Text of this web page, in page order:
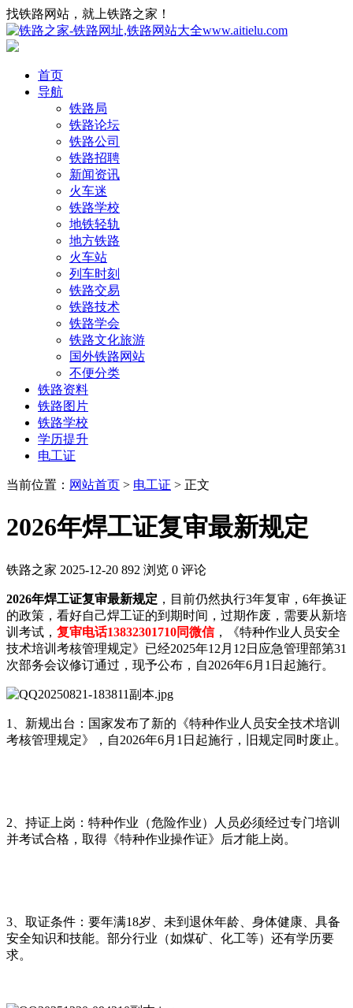
找铁路网站，就上铁路之家！
首页
导航
铁路局
铁路论坛
铁路公司
铁路招聘
新闻资讯
火车迷
铁路学校
地铁轻轨
地方铁路
火车站
列车时刻
铁路交易
铁路技术
铁路学会
铁路文化旅游
国外铁路网站
不便分类
铁路资料
铁路图片
铁路学校
学历提升
电工证
当前位置： 网站首页 > 电工证 > 正文
2026年焊工证复审最新规定
铁路之家 2025-12-20 892 浏览 0 评论
2026年焊工证复审最新规定 ，目前仍然执行3年复审，6年换证
的政策，看好自己焊工证的到期时间，过期作废，需要从新培
训考试， 复审电话13832301710同微信，《特种作业人员安全
技术培训考核管理规定》已经2025年12月12日应急管理部第31
次部务会议修订通过，现予公布，自2026年6月1日起施行。
1、新规出台：国家发布了新的《特种作业人员安全技术培训
考核管理规定》，自2026年6月1日起施行，旧规定同时废止。
2、持证上岗：特种作业（危险作业）人员必须经过专门培训
并考试合格，取得《特种作业操作证》后才能上岗。
3、取证条件：要年满18岁、未到退休年龄、身体健康、具备
安全知识和技能。部分行业（如煤矿、化工等）还有学历要
求。